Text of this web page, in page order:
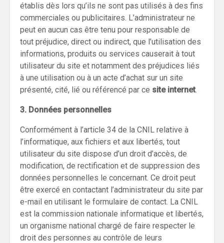
établis dès lors qu’ils ne sont pas utilisés à des fins
commerciales ou publicitaires. L’administrateur ne
peut en aucun cas être tenu pour responsable de
tout préjudice, direct ou indirect, que l’utilisation des
informations, produits ou services causerait à tout
utilisateur du site et notamment des préjudices liés
à une utilisation ou à un acte d’achat sur un site
présenté, cité, lié ou référencé par ce site internet.
3. Données personnelles
Conformément à l’article 34 de la CNIL relative à
l’informatique, aux fichiers et aux libertés, tout
utilisateur du site dispose d’un droit d’accès, de
modification, de rectification et de suppression des
données personnelles le concernant. Ce droit peut
être exercé en contactant l’administrateur du site par
e-mail en utilisant le formulaire de contact. La CNIL
est la commission nationale informatique et libertés,
un organisme national chargé de faire respecter le
droit des personnes au contrôle de leurs